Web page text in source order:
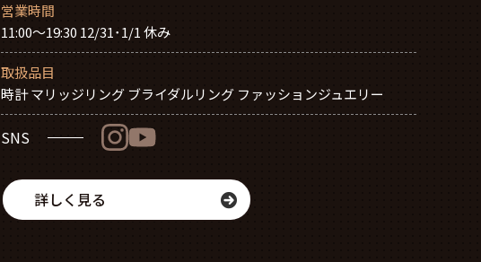
営業時間
11:00～19:30 12/31･1/1 休み
取扱品目
時計 マリッジリング ブライダルリング ファッションジュエリー
SNS
詳しく見る